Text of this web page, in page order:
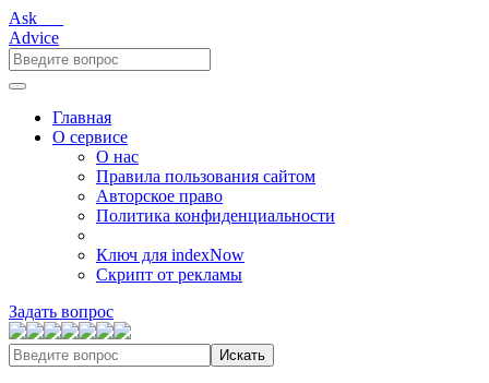
Ask___
Advice
Главная
О сервисе
О нас
Правила пользования сайтом
Авторское право
Политика конфиденциальности
Ключ для indexNow
Скрипт от рекламы
Задать вопрос
Искать